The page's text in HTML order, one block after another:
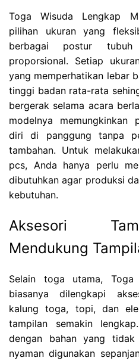
Toga Wisuda Lengkap
pilihan ukuran yang
berbagai postur
proporsional. Setiap
yang memperhatikan lebar
tinggi badan rata-rata
bergerak selama acara
modelnya memungkinkan
diri di panggung tanpa
tambahan. Untuk
pcs, Anda hanya perlu
dibutuhkan agar produksi
kebutuhan.
Aksesori
Mendukung
Selain toga utama, Toga
biasanya dilengkapi
kalung toga, topi, dan
tampilan semakin
dengan bahan yang
nyaman digunakan